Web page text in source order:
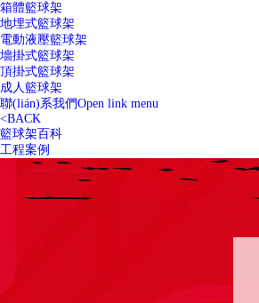
箱體籃球架
地埋式籃球架
電動液壓籃球架
墻掛式籃球架
頂掛式籃球架
成人籃球架
聯(lián)系我們Open link menu
<BACK
籃球架百科
工程案例